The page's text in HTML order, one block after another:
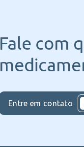
Fale com
Entre em contato